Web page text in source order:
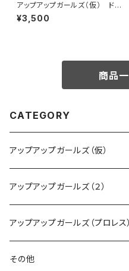
アップアップガールズ（仮） ドラ
イハーフパンツ
¥3,500
商品
CATEGORY
アップアップガールズ（仮）
CD・DVD・Blu-ray
Tシャツ
other
アップアップガールズ（２）
Blu-ray
Tシャツ
アップアップガールズ（プロレス）
Tシャツ
その他